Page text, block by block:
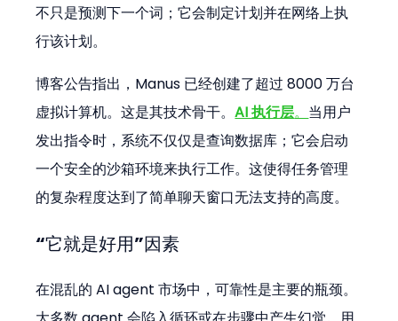
不只是预测下一个词；它会制定计划并在网络上执
行该计划。
博客公告指出，Manus 已经创建了超过 8000 万台
虚拟计算机。这是其技术骨干。AI 执行层。 当用户
发出指令时，系统不仅仅是查询数据库；它会启动
一个安全的沙箱环境来执行工作。这使得任务管理
的复杂程度达到了简单聊天窗口无法支持的高度。
“它就是好用”因素
在混乱的 AI agent 市场中，可靠性是主要的瓶颈。